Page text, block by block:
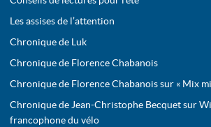
Les assises de l’attention
Chronique de Luk
Chronique de Florence Chabanois
Chronique de Florence Chabanois sur « Mix
Chronique de Jean-Christophe Becquet sur
francophone du vélo